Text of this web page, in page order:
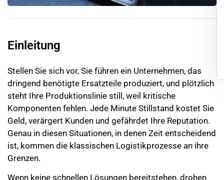
Einleitung
Stellen Sie sich vor, Sie führen ein Unternehmen, das
dringend benötigte Ersatzteile produziert, und plötzlich
steht Ihre Produktionslinie still, weil kritische
Komponenten fehlen. Jede Minute Stillstand kostet Sie
Geld, verärgert Kunden und gefährdet Ihre Reputation.
Genau in diesen Situationen, in denen Zeit entscheidend
ist, kommen die klassischen Logistikprozesse an ihre
Grenzen.
Wenn keine schnellen Lösungen bereitstehen, drohen